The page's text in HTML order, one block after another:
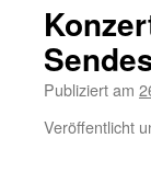
Publiziert am
Veröffentlicht